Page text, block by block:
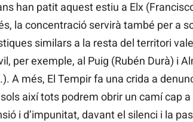
han patit aquest estiu a Elx
la concentració servirà també per a
similars a la resta del territori
per exemple, al Puig (Rubén Durà) i
A més, El Tempir fa una crida a
així tots podrem obrir un camí cap
i d’impunitat, davant el silenci i la